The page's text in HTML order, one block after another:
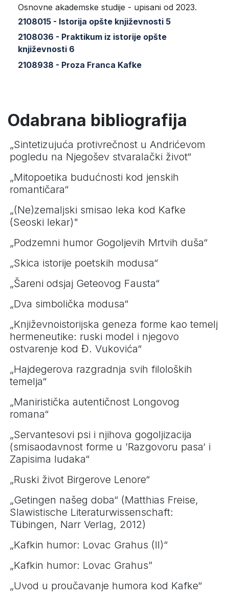
Osnovne akademske studije - upisani od 2023.
2108015 - Istorija opšte književnosti 5
2108036 - Praktikum iz istorije opšte
književnosti 6
2108938 - Proza Franca Kafke
Odabrana bibliografija
„Sintetizujuća protivrečnost u Andrićevom
pogledu na Njegošev stvaralački život“
„Mitopoetika budućnosti kod jenskih
romantičara“
„(Ne)zemaljski smisao leka kod Kafke
(Seoski lekar)"
„Podzemni humor Gogoljevih Mrtvih duša“
„Skica istorije poetskih modusa“
„Šareni odsjaj Geteovog Fausta“
„Dva simbolička modusa“
„Književnoistorijska geneza forme kao temelj
hermeneutike: ruski model i njegovo
ostvarenje kod Đ. Vukovića“
„Hajdegerova razgradnja svih filoloških
temelja“
„Maniristička autentičnost Longovog
romana“
„Servantesovi psi i njihova gogoljizacija
(smisaodavnost forme u ’Razgovoru pasa‘ i
Zapisima ludaka“
„Ruski život Birgerove Lenore“
„Getingen našeg doba“ (Matthias Freise,
Slawistische Literaturwissenschaft:
Tübingen, Narr Verlag, 2012)
„Kafkin humor: Lovac Grahus (II)“
„Kafkin humor: Lovac Grahus”
„Uvod u proučavanje humora kod Kafke“